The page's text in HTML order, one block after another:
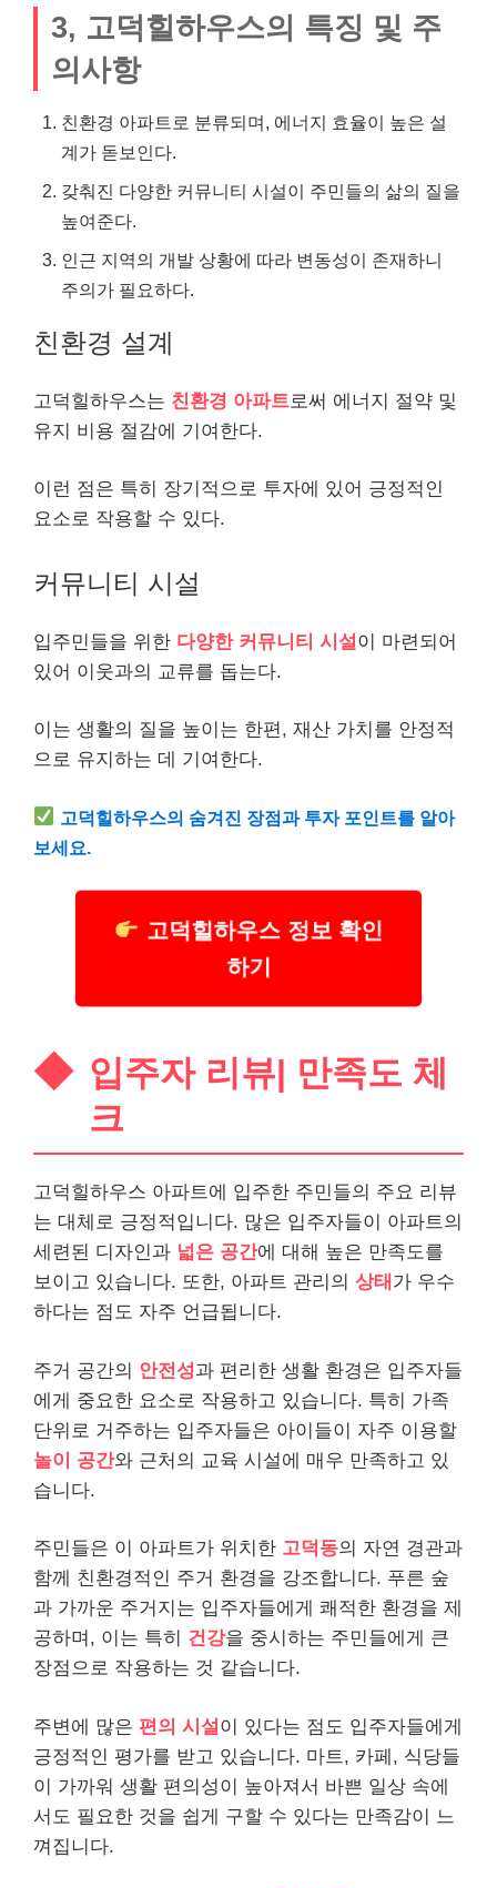
3, 고덕힐하우스의 특징 및 주
의사항
친환경 아파트로 분류되며, 에너지 효율이 높은 설
계가 돋보인다.
갖춰진 다양한 커뮤니티 시설이 주민들의 삶의 질을
높여준다.
인근 지역의 개발 상황에 따라 변동성이 존재하니
주의가 필요하다.
친환경 설계
고덕힐하우스는 친환경 아파트로써 에너지 절약 및
유지 비용 절감에 기여한다.
이런 점은 특히 장기적으로 투자에 있어 긍정적인
요소로 작용할 수 있다.
커뮤니티 시설
입주민들을 위한 다양한 커뮤니티 시설 이 마련되어
있어 이웃과의 교류를 돕는다.
이는 생활의 질을 높이는 한편, 재산 가치를 안정적
으로 유지하는 데 기여한다.
고덕힐하우스의 숨겨진 장점과 투자 포인트를 알아
보세요.
고덕힐하우스 정보 확인
하기
입주자 리뷰| 만족도 체
크
고덕힐하우스 아파트에 입주한 주민들의 주요 리뷰
는 대체로 긍정적입니다. 많은 입주자들이 아파트의
세련된 디자인과 넓은 공간에 대해 높은 만족도를
보이고 있습니다. 또한, 아파트 관리의 상태 가 우수
하다는 점도 자주 언급됩니다.
주거 공간의 안전성과 편리한 생활 환경은 입주자들
에게 중요한 요소로 작용하고 있습니다. 특히 가족
단위로 거주하는 입주자들은 아이들이 자주 이용할
놀이 공간와 근처의 교육 시설에 매우 만족하고 있
습니다.
주민들은 이 아파트가 위치한 고덕동의 자연 경관과
함께 친환경적인 주거 환경을 강조합니다. 푸른 숲
과 가까운 주거지는 입주자들에게 쾌적한 환경을 제
공하며, 이는 특히 건강을 중시하는 주민들에게 큰
장점으로 작용하는 것 같습니다.
주변에 많은 편의 시설 이 있다는 점도 입주자들에게
긍정적인 평가를 받고 있습니다. 마트, 카페, 식당들
이 가까워 생활 편의성이 높아져서 바쁜 일상 속에
서도 필요한 것을 쉽게 구할 수 있다는 만족감이 느
껴집니다.